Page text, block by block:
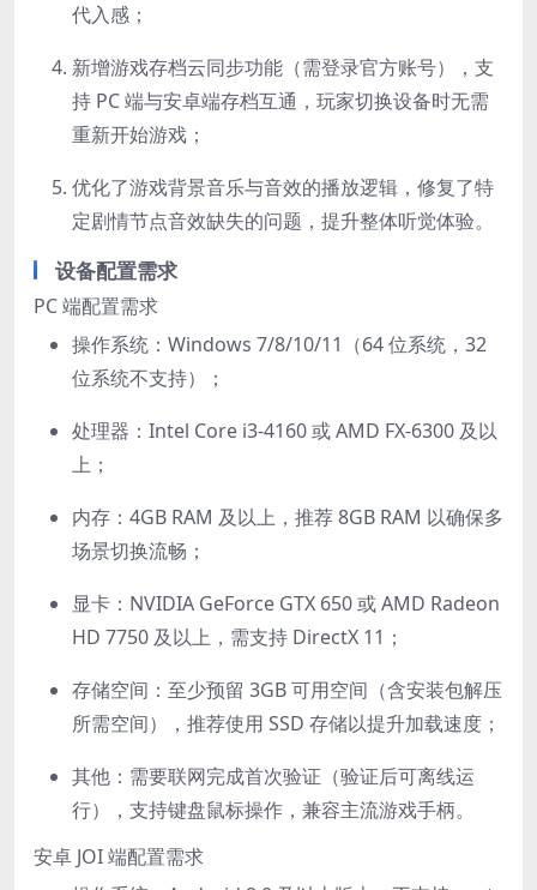
代入感；
新增游戏存档云同步功能（需登录官方账号），支
持 PC 端与安卓端存档互通，玩家切换设备时无需
重新开始游戏；
优化了游戏背景音乐与音效的播放逻辑，修复了特
定剧情节点音效缺失的问题，提升整体听觉体验。
设备配置需求
PC 端配置需求
操作系统：Windows 7/8/10/11（64 位系统，32
位系统不支持）；
处理器：Intel Core i3-4160 或 AMD FX-6300 及以
上；
内存：4GB RAM 及以上，推荐 8GB RAM 以确保多
场景切换流畅；
显卡：NVIDIA GeForce GTX 650 或 AMD Radeon
HD 7750 及以上，需支持 DirectX 11；
存储空间：至少预留 3GB 可用空间（含安装包解压
所需空间），推荐使用 SSD 存储以提升加载速度；
其他：需要联网完成首次验证（验证后可离线运
行），支持键盘鼠标操作，兼容主流游戏手柄。
安卓 JOI 端配置需求